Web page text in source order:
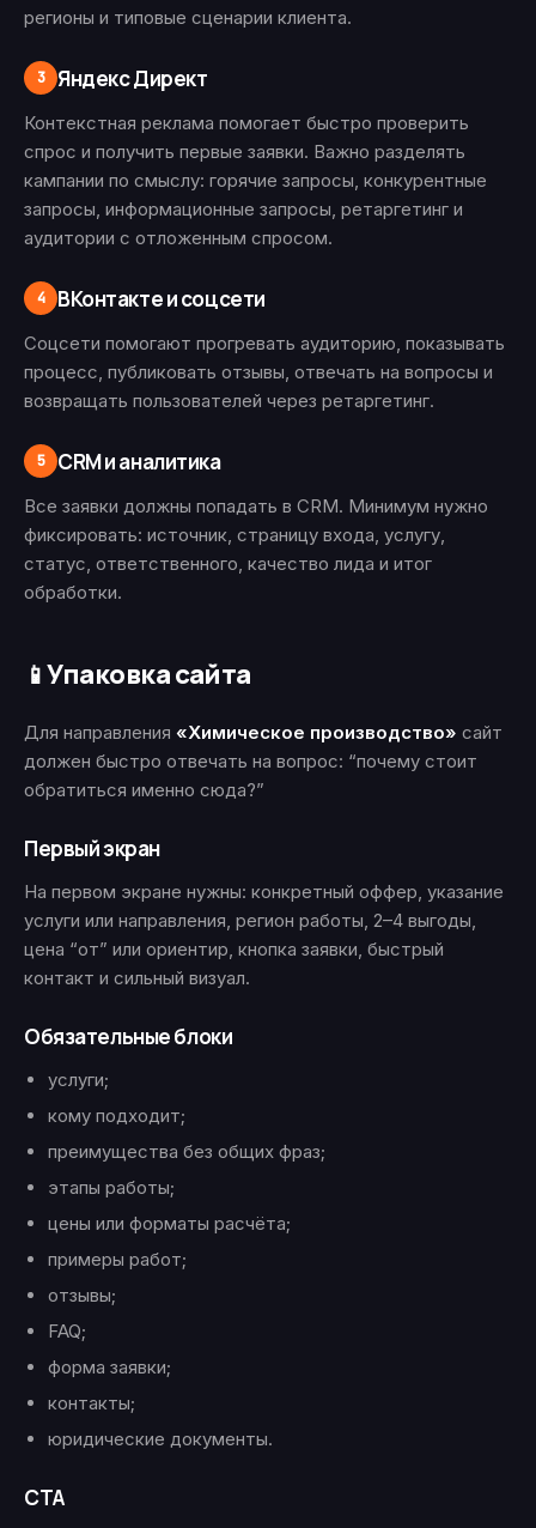
регионы и типовые сценарии клиента.
3 Яндекс Директ
Контекстная реклама помогает быстро проверить
спрос и получить первые заявки. Важно разделять
кампании по смыслу: горячие запросы, конкурентные
запросы, информационные запросы, ретаргетинг и
аудитории с отложенным спросом.
4 ВКонтакте и соцсети
Соцсети помогают прогревать аудиторию, показывать
процесс, публиковать отзывы, отвечать на вопросы и
возвращать пользователей через ретаргетинг.
5 CRM и аналитика
Все заявки должны попадать в CRM. Минимум нужно
фиксировать: источник, страницу входа, услугу,
статус, ответственного, качество лида и итог
обработки.
📱Упаковка сайта
Для направления «Химическое производство» сайт
должен быстро отвечать на вопрос: “почему стоит
обратиться именно сюда?”
Первый экран
На первом экране нужны: конкретный оффер, указание
услуги или направления, регион работы, 2–4 выгоды,
цена “от” или ориентир, кнопка заявки, быстрый
контакт и сильный визуал.
Обязательные блоки
услуги;
кому подходит;
преимущества без общих фраз;
этапы работы;
цены или форматы расчёта;
примеры работ;
отзывы;
FAQ;
форма заявки;
контакты;
юридические документы.
CTA